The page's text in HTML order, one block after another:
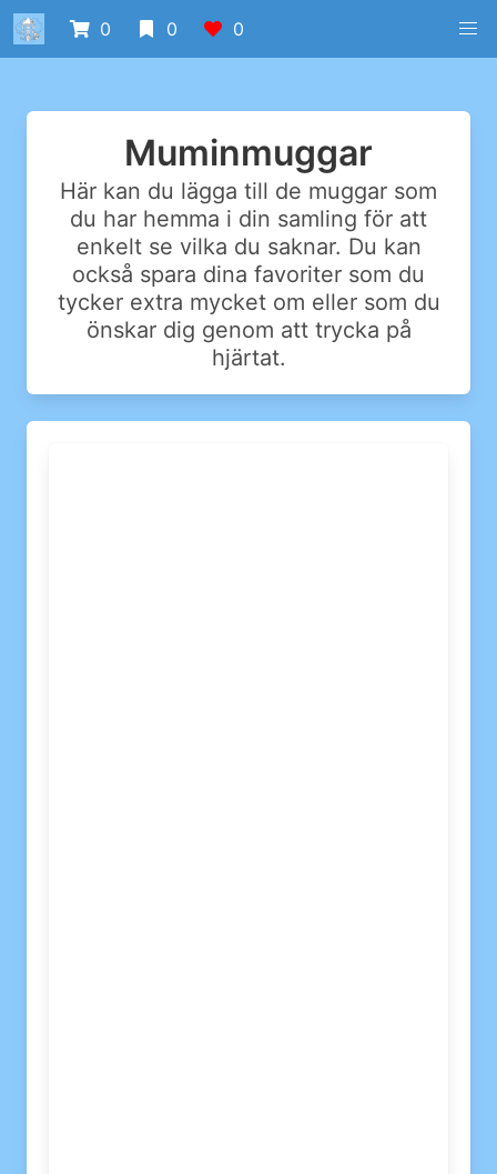
0 0 0
Muminmuggar
Här kan du lägga till de muggar som
du har hemma i din samling för att
enkelt se vilka du saknar. Du kan
också spara dina favoriter som du
tycker extra mycket om eller som du
önskar dig genom att trycka på
hjärtat.